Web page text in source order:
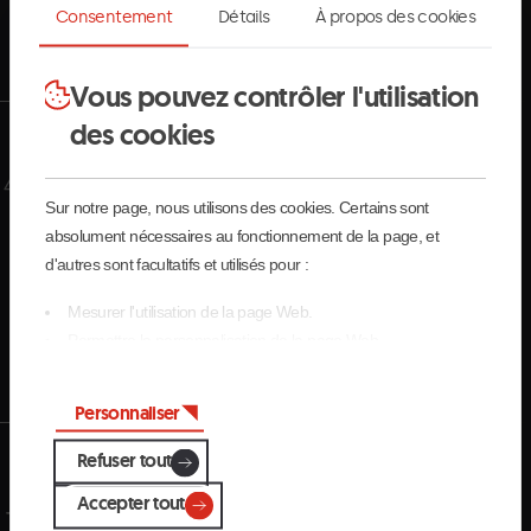
Consentement Détails À propos des cookies
Vous pouvez contrôler l'utilisation
des cookies
Sur notre page, nous utilisons des cookies. Certains sont
absolument nécessaires au fonctionnement de la page, et
d'autres sont facultatifs et utilisés pour :
Mesurer l'utilisation de la page Web.
cookies. Si vous préférez les configurer vous-même, cliquez sur
« Configurer ».
Accepter tout
Personnaliser
Refuser tout
Register now
Connectez et partagez
Facebook
X
Youtube
Téléchargez l'application